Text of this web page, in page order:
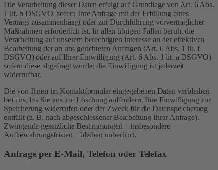
Die Verarbeitung dieser Daten erfolgt auf Grundlage von Art. 6 Abs.
1 lit. b DSGVO, sofern Ihre Anfrage mit der Erfüllung eines
Vertrags zusammenhängt oder zur Durchführung vorvertraglicher
Maßnahmen erforderlich ist. In allen übrigen Fällen beruht die
Verarbeitung auf unserem berechtigten Interesse an der effektiven
Bearbeitung der an uns gerichteten Anfragen (Art. 6 Abs. 1 lit. f
DSGVO) oder auf Ihrer Einwilligung (Art. 6 Abs. 1 lit. a DSGVO)
sofern diese abgefragt wurde; die Einwilligung ist jederzeit
widerrufbar.
Die von Ihnen im Kontaktformular eingegebenen Daten verbleiben
bei uns, bis Sie uns zur Löschung auffordern, Ihre Einwilligung zur
Speicherung widerrufen oder der Zweck für die Datenspeicherung
entfällt (z. B. nach abgeschlossener Bearbeitung Ihrer Anfrage).
Zwingende gesetzliche Bestimmungen – insbesondere
Aufbewahrungsfristen – bleiben unberührt.
Anfrage per E-Mail, Telefon oder Telefax